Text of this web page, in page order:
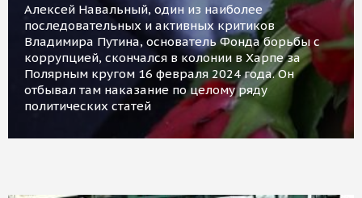
Алексей Навальный, один из наиболее
последовательных и активных критиков
Владимира Путина, основатель Фонда борьбы с
коррупцией, скончался в колонии в Харпе за
Полярным кругом 16 февраля 2024 года. Он
отбывал там наказание по целому ряду
политических статей